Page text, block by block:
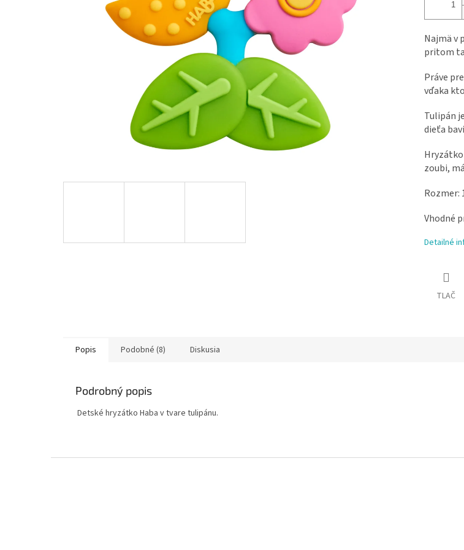
Najmä v
pritom
Práve
vďaka
Tulipán
dieťa
zoubi,
Rozmer:
Vhodné
Detailné
TLAČ
Popis Podobné (8) Diskusia
Podrobný popis
Detské hryzátko Haba v tvare tulipánu.